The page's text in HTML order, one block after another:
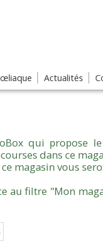
Actualités
qui propose
dans ce
magasin vous
filtre "Mon